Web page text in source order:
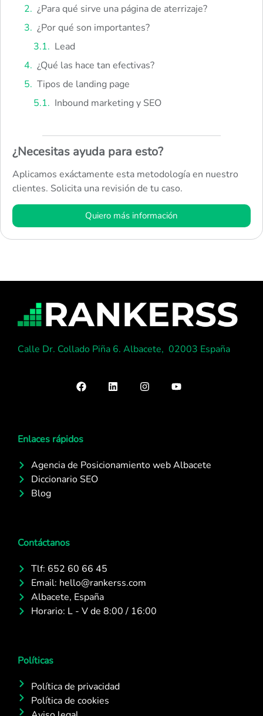
¿Para qué sirve una página de aterrizaje?
¿Por qué son importantes?
Lead
¿Qué las hace tan efectivas?
Tipos de landing page
Inbound marketing y SEO
¿Necesitas ayuda para esto?
Aplicamos exáctamente esta metodología en nuestro
clientes. Solicita una revisión de tu caso.
Quiero más información
Calle Dr. Collado Piña 6. Albacete, 02003 España
Enlaces rápidos
Agencia de Posicionamiento web Albacete
Diccionario SEO
Blog
Contáctanos
Tlf: 652 60 66 45
Email: hello@rankerss.com
Albacete, España
Horario: L - V de 8:00 / 16:00
Políticas
Política de privacidad
Política de cookies